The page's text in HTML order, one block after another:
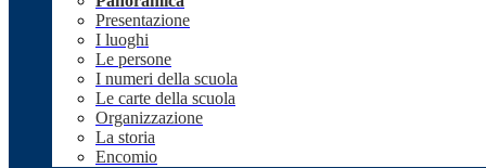
Presentazione
I luoghi
Le persone
I numeri della scuola
Le carte della scuola
Organizzazione
La storia
Encomio